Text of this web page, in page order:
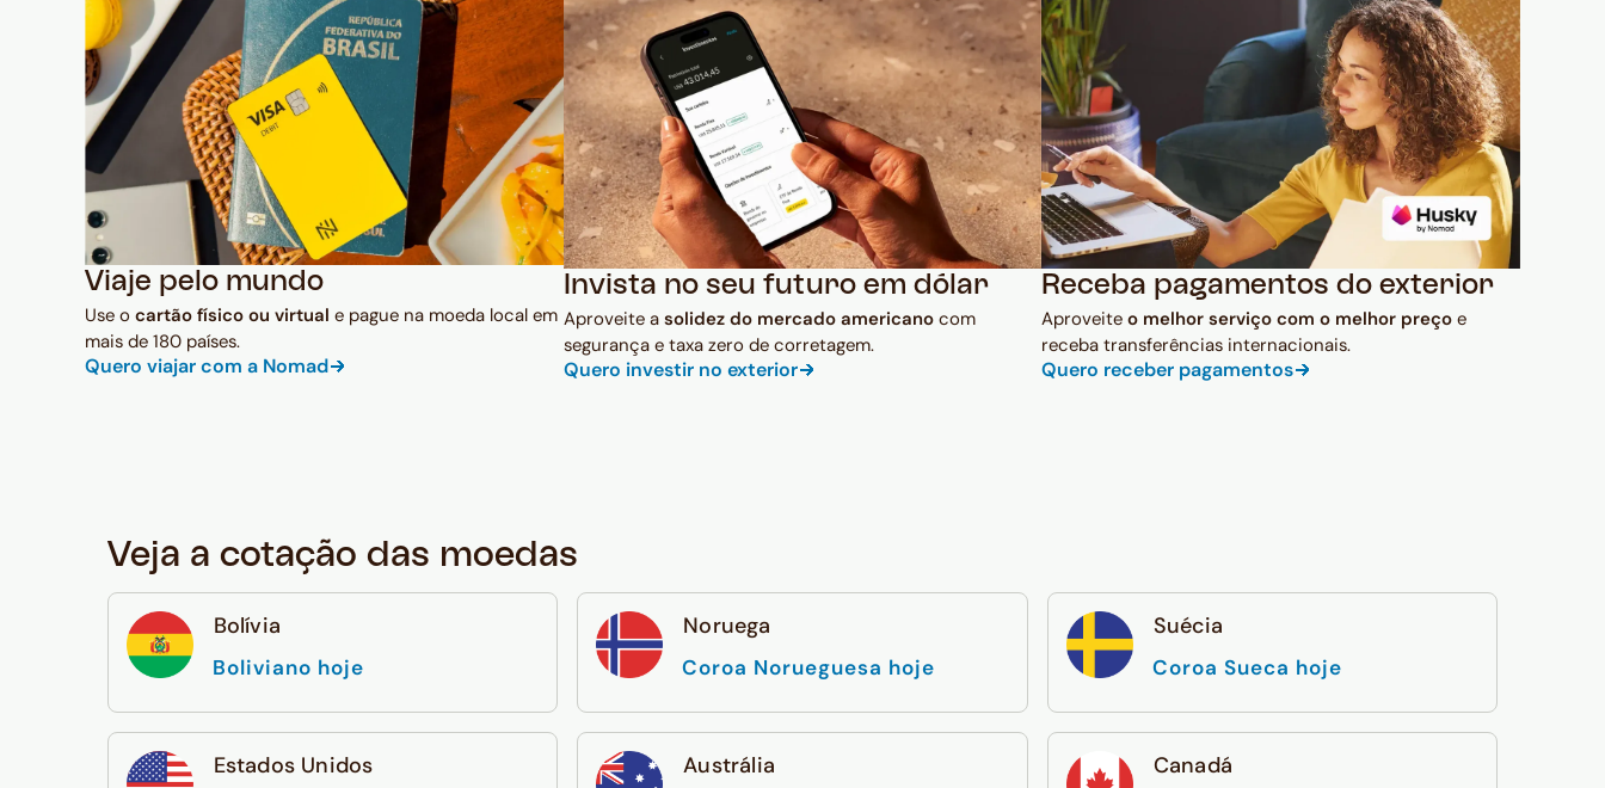
Viaje pelo mundo
Use o cartão físico ou virtual e pague na moeda local em
mais de 180 países.
Quero viajar com a Nomad
Invista no seu futuro em dólar
Aproveite a solidez do mercado americanocom
segurança e taxa zero de corretagem.
Quero investir no exterior
Receba pagamentos do exterior
Aproveiteo melhor serviço com o melhor preço e
receba transferências internacionais.
Quero receber pagamentos
Veja a cotação das moedas
Bolívia
Boliviano hoje
Noruega
Coroa Norueguesa hoje
Suécia
Coroa Sueca hoje
Estados Unidos Austrália Canadá